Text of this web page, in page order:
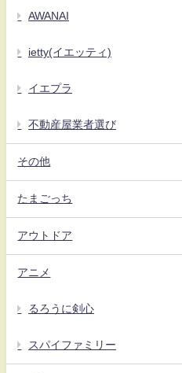
AWANAI
ietty(イエッティ)
イエプラ
不動産屋業者選び
その他
たまごっち
アウトドア
アニメ
るろうに剣心
スパイファミリー